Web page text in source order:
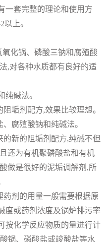
一套完整的理论和使用方
上。
化锅、磷酸三钠和腐殖酸
,对各种水质都有良好的适
纯碱法。
垢剂配方,效果比较理想。
腐殖酸钠和纯碱法。
新的阻垢剂配方,纯碱不但
还为有机聚磷酸盐和有机
做是很好的泥垢调解剂,所
剂的用量一般需要根据原
度或药剂浓度及锅炉排污率
按化学反应物质的量进行计
锅、磷酸盐或竣酸盐等水